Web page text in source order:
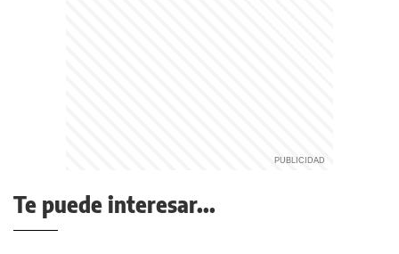
Te puede interesar...